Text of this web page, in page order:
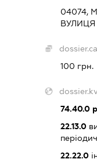
04074,
100 грн.
74.40.0
22.13.0
22.22.0